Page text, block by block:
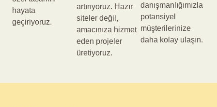
hayata
geçiriyoruz.
artırıyoruz. Hazır
siteler değil,
amacınıza hizmet
eden projeler
üretiyoruz.
danışmanlığımızla
potansiyel
müşterilerinize
daha kolay ulaşın.